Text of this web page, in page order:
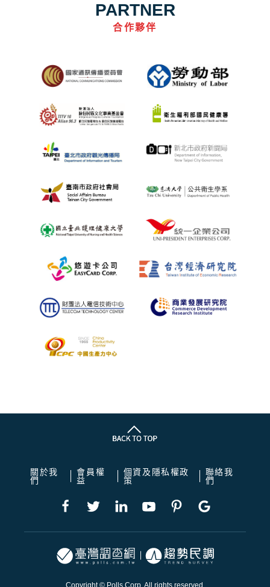
PARTNER
合作夥伴
關於我
們
會員權
益
個資及隱私權政
策
聯絡我
們
Copyright © Polls Corp. All rights reserved.